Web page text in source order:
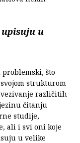
u
što
strukturom
različitih
čitanju
studije,
ali i svi oni koje
u velike